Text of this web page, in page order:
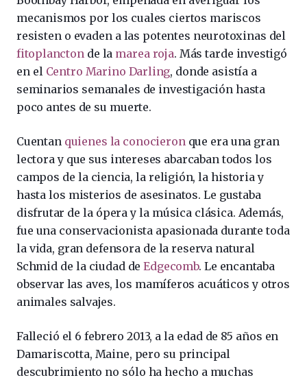
mecanismos por los cuales ciertos mariscos
resisten o evaden a las potentes neurotoxinas del
fitoplanctonde la marea roja. Más tarde investigó
en el Centro Marino Darling, donde asistía a
seminarios semanales de investigación hasta
poco antes de su muerte.
Cuentan quienes la conocieronque era una gran
lectora y que sus intereses abarcaban todos los
campos de la ciencia, la religión, la historia y
hasta los misterios de asesinatos. Le gustaba
disfrutar de la ópera y la música clásica. Además,
fue una conservacionista apasionada durante toda
la vida, gran defensora de la reserva natural
Schmid de la ciudad deEdgecomb. Le encantaba
observar las aves, los mamíferos acuáticos y otros
animales salvajes.
Falleció el 6 febrero 2013, a la edad de 85 años en
Damariscotta, Maine, pero su principal
descubrimiento no sólo ha hecho a muchas